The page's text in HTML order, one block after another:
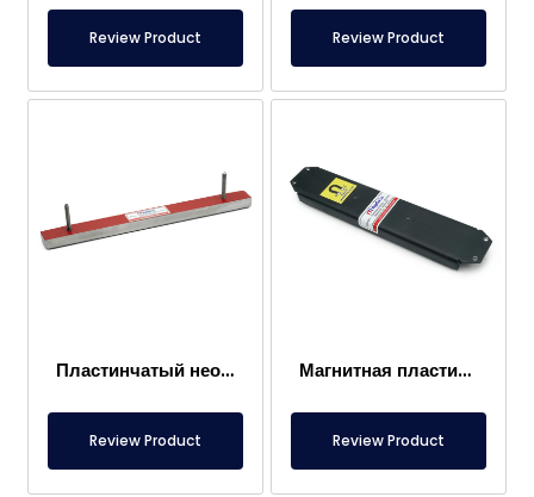
Review Product Review Product
Пластинчатый неодимовый магнит N35SH 400x32x25 мм – высокотемпературный, устойчивый до 150°C
Review Product
Магнитная пластина из феррита специальной конструкции 285x57x23 мм
Review Product